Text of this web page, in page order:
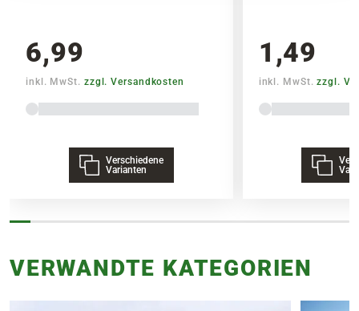
6,99
inkl. MwSt. zzgl. Versandkosten
Verschiedene
Varianten
1,49
inkl. MwSt.zzgl.
VERWANDTE KATEGORIEN